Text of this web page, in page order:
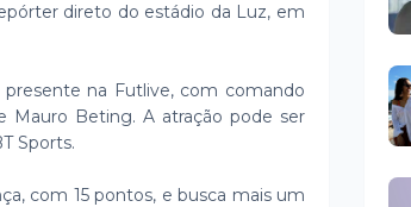
direto do estádio da Luz, em
na Futlive, com comando
Mauro Beting. A atração pode ser
Sports.
com 15 pontos, e busca mais um